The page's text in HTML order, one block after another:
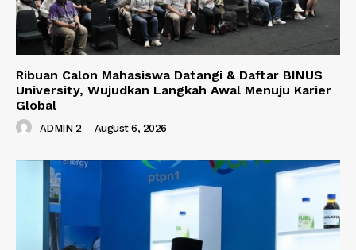
Ribuan Calon Mahasiswa Datangi & Daftar BINUS
University, Wujudkan Langkah Awal Menuju Karier
Global
ADMIN 2 - August 6, 2026